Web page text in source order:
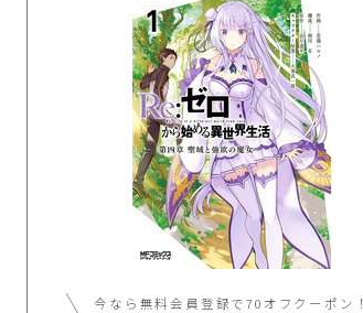
今なら無料会員登録で70オフクーポン！